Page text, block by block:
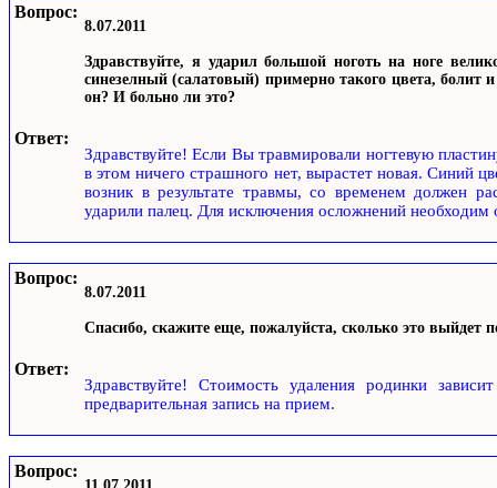
Вопрос:
8.07.2011
Здравствуйте, я ударил большой ноготь на ноге
синезелный (салатовый) примерно такого цвета, болит
он? И больно ли это?
Ответ:
Здравствуйте! Если Вы травмировали ногтевую
в этом ничего страшного нет, вырастет новая. Синий
возник в результате травмы, со временем должен
ударили палец. Для исключения осложнений необходим
Вопрос:
8.07.2011
Спасибо, скажите еще, пожалуйста, сколько это выйдет
Ответ:
Здравствуйте! Стоимость удаления родинки
предварительная запись на прием.
Вопрос: